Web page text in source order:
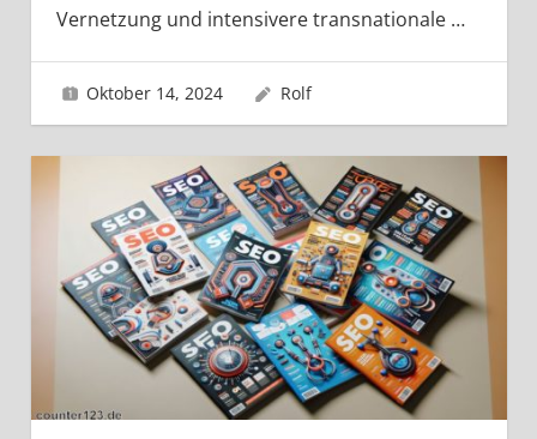
Vernetzung und intensivere transnationale …
Oktober 14, 2024 Rolf